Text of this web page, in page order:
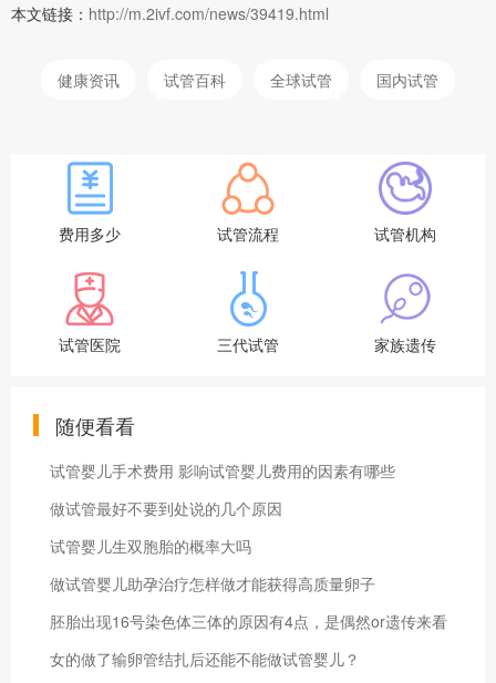
本文链接： http://m.2ivf.com/news/39419.html
健康资讯 试管百科 全球试管 国内试管
费用多少 试管流程 试管机构
试管医院 三代试管 家族遗传
随便看看
试管婴儿手术费用 影响试管婴儿费用的因素有哪些
做试管最好不要到处说的几个原因
试管婴儿生双胞胎的概率大吗
做试管婴儿助孕治疗怎样做才能获得高质量卵子
胚胎出现16号染色体三体的原因有4点，是偶然or遗传来看
女的做了输卵管结扎后还能不能做试管婴儿？